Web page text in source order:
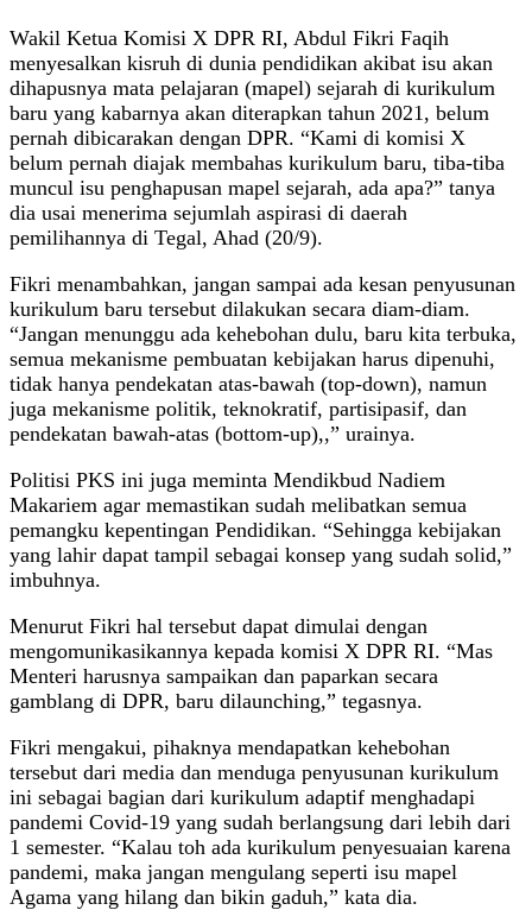
Wakil Ketua Komisi X DPR RI, Abdul Fikri Faqih
menyesalkan kisruh di dunia pendidikan akibat isu akan
dihapusnya mata pelajaran (mapel) sejarah di kurikulum
baru yang kabarnya akan diterapkan tahun 2021, belum
pernah dibicarakan dengan DPR. “Kami di komisi X
belum pernah diajak membahas kurikulum baru, tiba-tiba
muncul isu penghapusan mapel sejarah, ada apa?” tanya
dia usai menerima sejumlah aspirasi di daerah
pemilihannya di Tegal, Ahad (20/9).
Fikri menambahkan, jangan sampai ada kesan penyusunan
kurikulum baru tersebut dilakukan secara diam-diam.
“Jangan menunggu ada kehebohan dulu, baru kita terbuka,
semua mekanisme pembuatan kebijakan harus dipenuhi,
tidak hanya pendekatan atas-bawah (top-down), namun
juga mekanisme politik, teknokratif, partisipasif, dan
pendekatan bawah-atas (bottom-up),,” urainya.
Politisi PKS ini juga meminta Mendikbud Nadiem
Makariem agar memastikan sudah melibatkan semua
pemangku kepentingan Pendidikan. “Sehingga kebijakan
yang lahir dapat tampil sebagai konsep yang sudah solid,”
imbuhnya.
Menurut Fikri hal tersebut dapat dimulai dengan
mengomunikasikannya kepada komisi X DPR RI. “Mas
Menteri harusnya sampaikan dan paparkan secara
gamblang di DPR, baru dilaunching,” tegasnya.
Fikri mengakui, pihaknya mendapatkan kehebohan
tersebut dari media dan menduga penyusunan kurikulum
ini sebagai bagian dari kurikulum adaptif menghadapi
pandemi Covid-19 yang sudah berlangsung dari lebih dari
1 semester. “Kalau toh ada kurikulum penyesuaian karena
pandemi, maka jangan mengulang seperti isu mapel
Agama yang hilang dan bikin gaduh,” kata dia.